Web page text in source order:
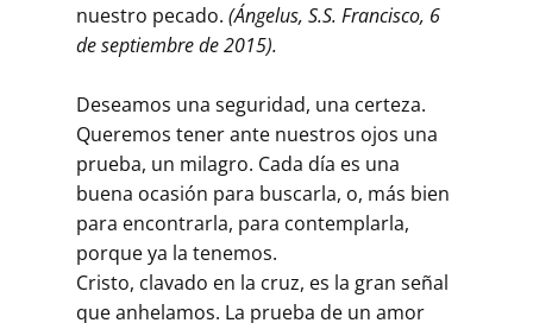
nuestro pecado. (Ángelus, S.S. Francisco, 6
de septiembre de 2015).
Deseamos una seguridad, una certeza.
Queremos tener ante nuestros ojos una
prueba, un milagro. Cada día es una
buena ocasión para buscarla, o, más bien
para encontrarla, para contemplarla,
porque ya la tenemos.
Cristo, clavado en la cruz, es la gran señal
que anhelamos. La prueba de un amor